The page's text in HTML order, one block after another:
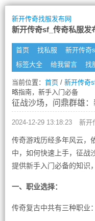
新开传奇找服发布网
新开传奇sf_传奇私服发
首页 找私服 新开传奇
标签大全
给我留言 找
当前位置： 首页/ 新开传奇
略指南，新手入门必备
征战沙场，问鼎群雄
2024-12-29 13:18:23 新开
传奇游戏历经多年风云，
中，如何快速上手，征战
提供新手入门必备的知识
一、职业选择：
传奇复古中共有三种职业